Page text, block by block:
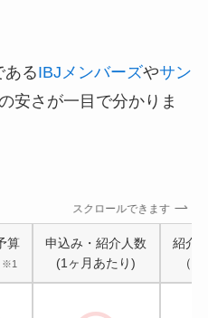
あるIBJメンバーズやサン
安さが一目で分かりま
スクロールできます
算
※1
申込み・紹介人数
(1ヶ月あたり)
紹介
（